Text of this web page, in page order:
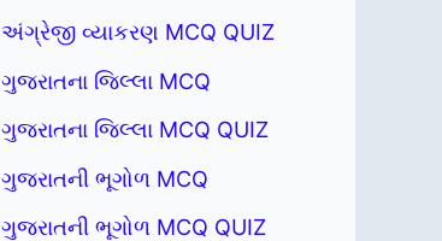
અંગ્રેજી વ્યાકરણ MCQ QUIZ
ગુજરાતના જિલ્લા MCQ
ગુજરાતના જિલ્લા MCQ QUIZ
ગુજરાતની ભૂગોળ MCQ
ગુજરાતની ભૂગોળ MCQ QUIZ